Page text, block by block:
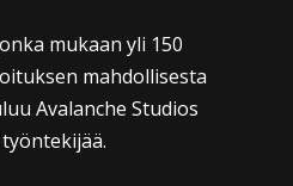
mukaan yli 150
mahdollisesta
Avalanche Studios